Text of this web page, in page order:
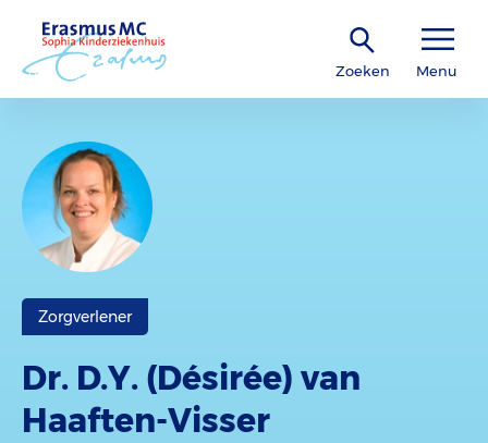
Zoeken Menu
Zorgverlener
Dr. D.Y. (Désirée) van
Haaften-Visser